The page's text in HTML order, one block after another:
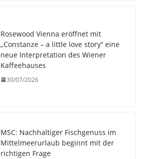
Rosewood Vienna eröffnet mit
„Constanze – a little love story“ eine
neue Interpretation des Wiener
Kaffeehauses
30/07/2026
MSC: Nachhaltiger Fischgenuss im
Mittelmeerurlaub beginnt mit der
richtigen Frage